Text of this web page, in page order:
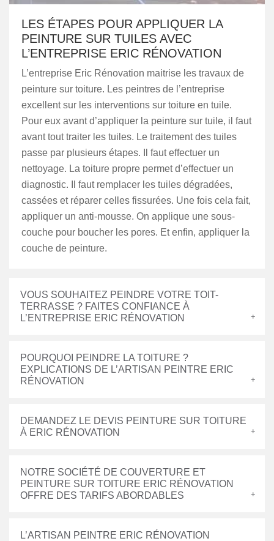
LES ÉTAPES POUR APPLIQUER LA
PEINTURE SUR TUILES AVEC
L’ENTREPRISE ERIC RÉNOVATION
L’entreprise Eric Rénovation maitrise les travaux de
peinture sur toiture. Les peintres de l’entreprise
excellent sur les interventions sur toiture en tuile.
Pour eux avant d’appliquer la peinture sur tuile, il faut
avant tout traiter les tuiles. Le traitement des tuiles
passe par plusieurs étapes. Il faut effectuer un
nettoyage. La toiture propre permet d’effectuer un
diagnostic. Il faut remplacer les tuiles dégradées,
cassées et réparer celles fissurées. Une fois cela fait,
appliquer un anti-mousse. On applique une sous-
couche pour boucher les pores. Et enfin, appliquer la
couche de peinture.
VOUS SOUHAITEZ PEINDRE VOTRE TOIT-
TERRASSE ? FAITES CONFIANCE À
L’ENTREPRISE ERIC RÉNOVATION
POURQUOI PEINDRE LA TOITURE ?
EXPLICATIONS DE L’ARTISAN PEINTRE ERIC
RÉNOVATION
DEMANDEZ LE DEVIS PEINTURE SUR TOITURE
À ERIC RÉNOVATION
NOTRE SOCIÉTÉ DE COUVERTURE ET
PEINTURE SUR TOITURE ERIC RÉNOVATION
OFFRE DES TARIFS ABORDABLES
L’ARTISAN PEINTRE ERIC RÉNOVATION